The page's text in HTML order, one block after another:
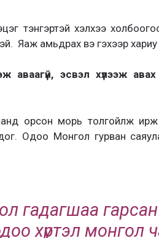
тэнгэртэй хэлхээ
Яаж амьдрах вэ гэхээр хариу
аваагүй, эсвэл хүлээж
орсон морь толгойлж
Одоо Монгол гурван
гадагшаа
одоо хүртэл монгол